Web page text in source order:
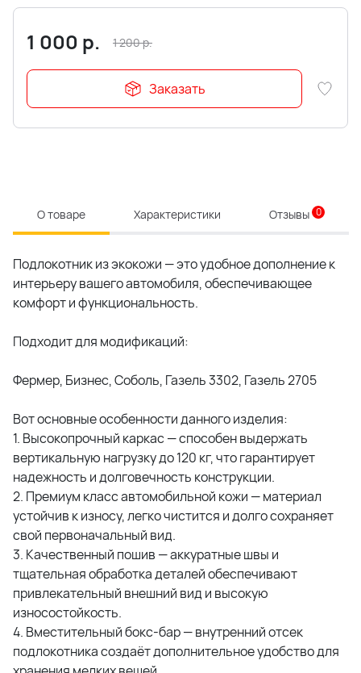
1 000 р. 1 200р.
Заказать
О товаре Характеристики Отзывы 0
Подлокотник из экокожи — это удобное дополнение к
интерьеру вашего автомобиля, обеспечивающее
комфорт и функциональность.
Подходит для модификаций:
Фермер, Бизнес, Соболь, Газель 3302, Газель 2705
Вот основные особенности данного изделия:
1. Высокопрочный каркас — способен выдержать
вертикальную нагрузку до 120 кг, что гарантирует
надежность и долговечность конструкции.
2. Премиум класс автомобильной кожи — материал
устойчив к износу, легко чистится и долго сохраняет
свой первоначальный вид.
3. Качественный пошив — аккуратные швы и
тщательная обработка деталей обеспечивают
привлекательный внешний вид и высокую
износостойкость.
4. Вместительный бокс-бар — внутренний отсек
подлокотника создаёт дополнительное удобство для